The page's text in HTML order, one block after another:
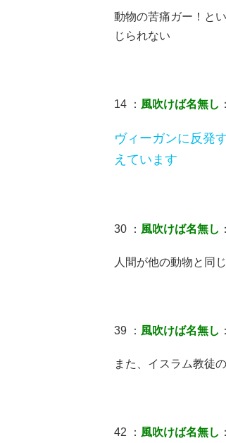
動物の苦痛ガー！と
じられない
14 ： 風吹けば名無し
ヴィーガンに反発
えています
30 ： 風吹けば名無し
人間が他の動物と同
39 ： 風吹けば名無し
また、イスラム教徒
42 ： 風吹けば名無し